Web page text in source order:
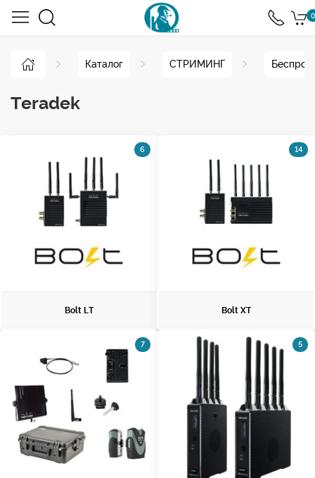
0
Каталог СТРИМИНГ
Teradek
6
Bolt LT
14
Bolt XT
7 5